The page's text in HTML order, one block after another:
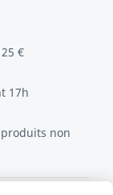
€
17h
non